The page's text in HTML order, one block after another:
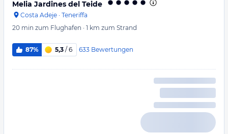
Melia Jardines del Teide
Costa Adeje · Teneriffa
20 min zum Flughafen · 1 km zum Strand
87% 5,3 / 6 633 Bewertungen